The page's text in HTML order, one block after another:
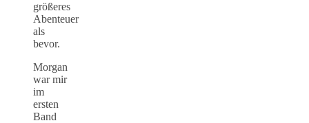
größeres
Abenteuer
als
bevor.
Morgan
war mir
im
ersten
Band